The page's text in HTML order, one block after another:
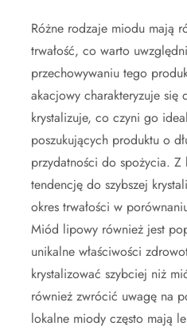
Różne rodzaje miodu mają
trwałość, co warto
przechowywaniu tego
akacjowy charakteryzuje się
krystalizuje, co czyni go
poszukujących produktu o
przydatności do spożycia.
tendencję do szybszej
okres trwałości w
Miód lipowy również jest
unikalne właściwości
krystalizować szybciej niż
również zwrócić uwagę na
lokalne miody często mają